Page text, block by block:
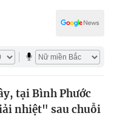
tại Bình Phước
nhiệt" sau chuỗi